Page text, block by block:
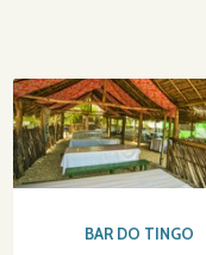
BAR DO TINGO